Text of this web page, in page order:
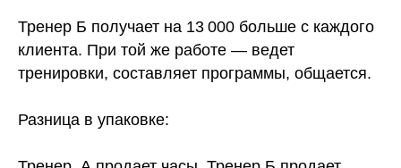
Тренер Б получает на 13 000 больше с каждого
клиента. При той же работе — ведет
тренировки, составляет программы, общается.
Разница в упаковке: